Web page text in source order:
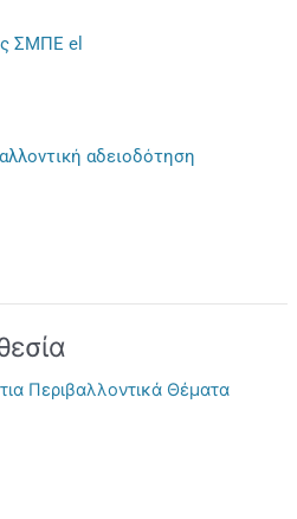
ΣΜΠΕ el
αδειοδότηση
Περιβαλλοντικά Θέματα